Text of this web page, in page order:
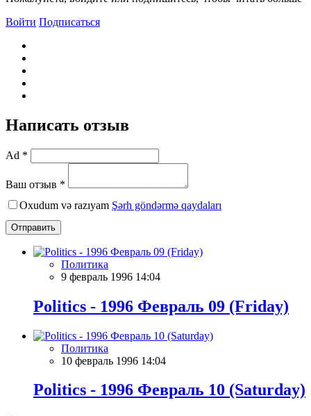
Войти Подписаться
Написать отзыв
Ad *
Ваш отзыв *
Oxudum və razıyam Şərh göndərmə qaydaları
Отправить
Политика
9 февраль 1996 14:04
Politics - 1996 Февраль 09 (Friday)
Политика
10 февраль 1996 14:04
Politics - 1996 Февраль 10 (Saturday)